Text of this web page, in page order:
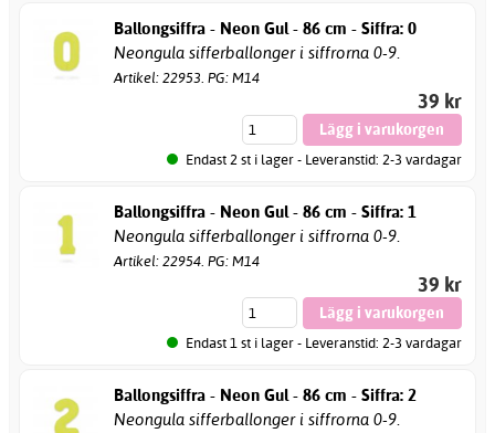
Ballongsiffra - Neon Gul - 86 cm - Siffra: 0
Neongula sifferballonger i siffrorna 0-9.
Artikel: 22953. PG: M14
39 kr
Endast 2 st i lager - Leveranstid: 2-3 vardagar
Ballongsiffra - Neon Gul - 86 cm - Siffra: 1
Neongula sifferballonger i siffrorna 0-9.
Artikel: 22954. PG: M14
39 kr
Endast 1 st i lager - Leveranstid: 2-3 vardagar
Ballongsiffra - Neon Gul - 86 cm - Siffra: 2
Neongula sifferballonger i siffrorna 0-9.